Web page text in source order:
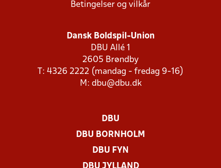
Betingelser og vilkår
Dansk Boldspil-Union
DBU Allé 1
2605 Brøndby
T: 4326 2222 (mandag - fredag 9-16)
M: dbu@dbu.dk
DBU
DBU BORNHOLM
DBU FYN